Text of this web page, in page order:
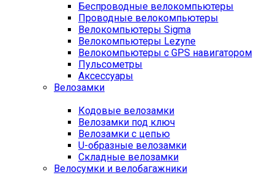
Беспроводные велокомпьютеры
Проводные велокомпьютеры
Велокомпьютеры Sigma
Велокомпьютеры Lezyne
Велокомпьютеры с GPS навигатором
Пульсометры
Аксессуары
Велозамки
Кодовые велозамки
Велозамки под ключ
Велозамки с цепью
U-образные велозамки
Складные велозамки
Велосумки и велобагажники